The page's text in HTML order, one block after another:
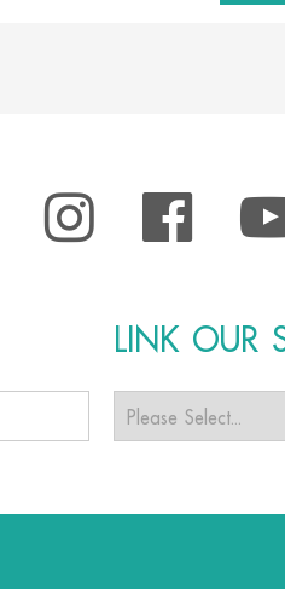
LINK OUR